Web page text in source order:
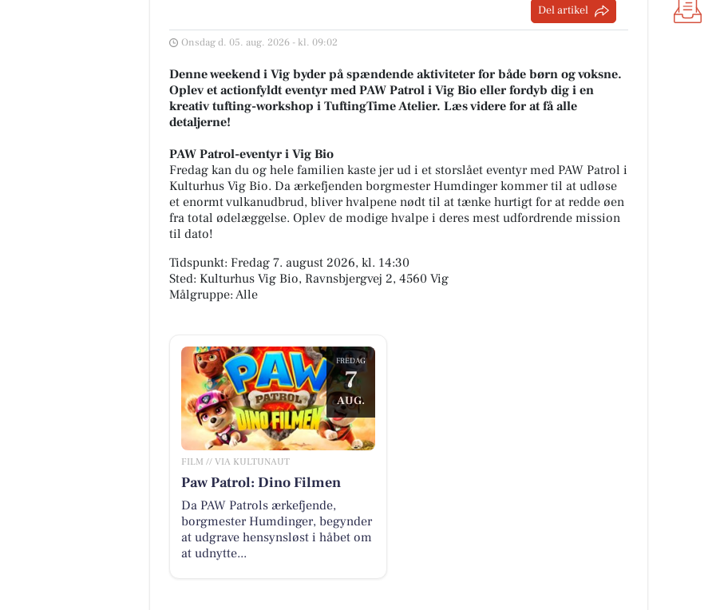
Del artikel
Onsdag d. 05. aug. 2026 - kl. 09:02
Denne weekend i Vig byder på spændende aktiviteter for både børn og voksne.
Oplev et actionfyldt eventyr med PAW Patrol i Vig Bio eller fordyb dig i en
kreativ tufting-workshop i TuftingTime Atelier. Læs videre for at få alle
detaljerne!
PAW Patrol-eventyr i Vig Bio
Fredag kan du og hele familien kaste jer ud i et storslået eventyr med PAW Patrol i
Kulturhus Vig Bio. Da ærkefjenden borgmester Humdinger kommer til at udløse
et enormt vulkanudbrud, bliver hvalpene nødt til at tænke hurtigt for at redde øen
fra total ødelæggelse. Oplev de modige hvalpe i deres mest udfordrende mission
til dato!
Tidspunkt: Fredag 7. august 2026, kl. 14:30
Sted: Kulturhus Vig Bio, Ravnsbjergvej 2, 4560 Vig
Målgruppe: Alle
FREDAG
7
AUG.
FILM // VIA KULTUNAUT
Paw Patrol: Dino Filmen
Da PAW Patrols ærkefjende,
borgmester Humdinger, begynder
at udgrave hensynsløst i håbet om
at udnytte...